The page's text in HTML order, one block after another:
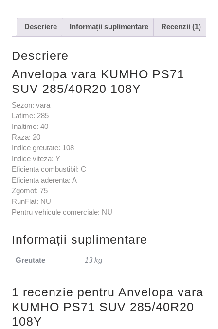
Descriere Informații suplimentare Recenzii (1)
Descriere
Anvelopa vara KUMHO PS71
SUV 285/40R20 108Y
Sezon: vara
Latime: 285
Inaltime: 40
Raza: 20
Indice greutate: 108
Indice viteza: Y
Eficienta combustibil: C
Eficienta aderenta: A
Zgomot: 75
RunFlat: NU
Pentru vehicule comerciale: NU
Informații suplimentare
Greutate 13 kg
1 recenzie pentru Anvelopa vara
KUMHO PS71 SUV 285/40R20
108Y